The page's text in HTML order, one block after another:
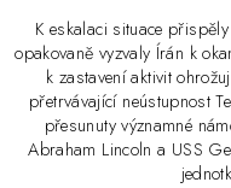
K eskalaci situace
opakovaně vyzvaly Írán k
k zastavení aktivit
přetrvávající neústupnost
přesunuty významné
Abraham Lincoln a USS